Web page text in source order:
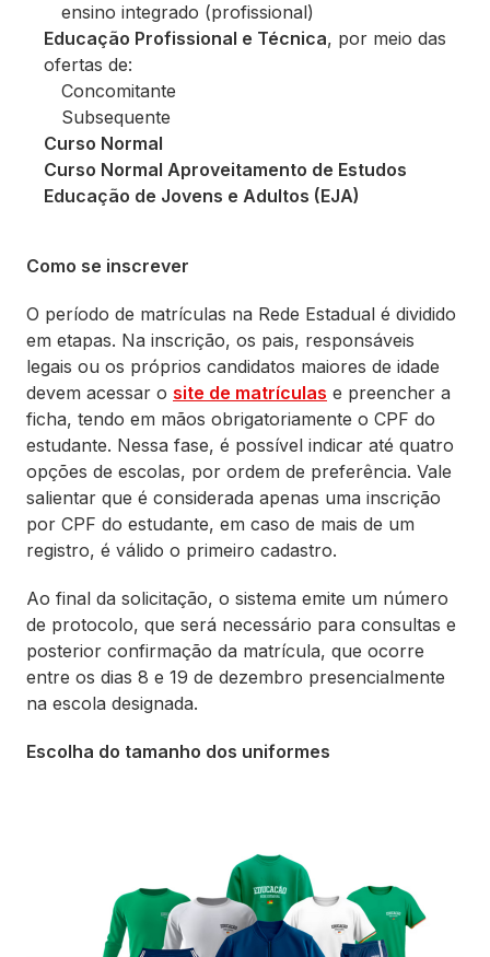
ensino integrado (profissional)
Educação Profissional e Técnica, por meio das
ofertas de:
Concomitante
Subsequente
Curso Normal
Curso Normal Aproveitamento de Estudos
Educação de Jovens e Adultos (EJA)
Como se inscrever
O período de matrículas na Rede Estadual é dividido
em etapas. Na inscrição, os pais, responsáveis
legais ou os próprios candidatos maiores de idade
devem acessar o site de matrículas e preencher a
ficha, tendo em mãos obrigatoriamente o CPF do
estudante. Nessa fase, é possível indicar até quatro
opções de escolas, por ordem de preferência. Vale
salientar que é considerada apenas uma inscrição
por CPF do estudante, em caso de mais de um
registro, é válido o primeiro cadastro.
Ao final da solicitação, o sistema emite um número
de protocolo, que será necessário para consultas e
posterior confirmação da matrícula, que ocorre
entre os dias 8 e 19 de dezembro presencialmente
na escola designada.
Escolha do tamanho dos uniformes